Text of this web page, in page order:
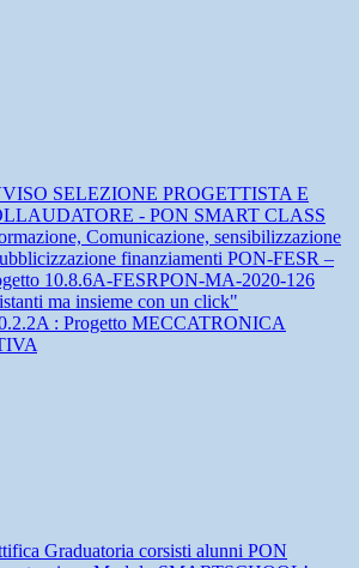
SELEZIONE PROGETTISTA E
- PON SMART CLASS
Comunicazione, sensibilizzazione
finanziamenti PON-FESR –
10.8.6A-FESRPON-MA-2020-126
ma insieme con un click"
: Progetto MECCATRONICA
Graduatoria corsisti alunni PON